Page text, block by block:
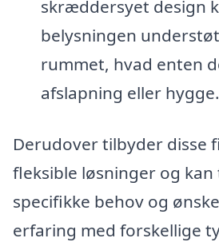
skræddersyet design
belysningen
rummet, hvad enten
afslapning eller hygge.
Derudover tilbyder disse
fleksible løsninger og kan
specifikke behov og
erfaring med forskellige